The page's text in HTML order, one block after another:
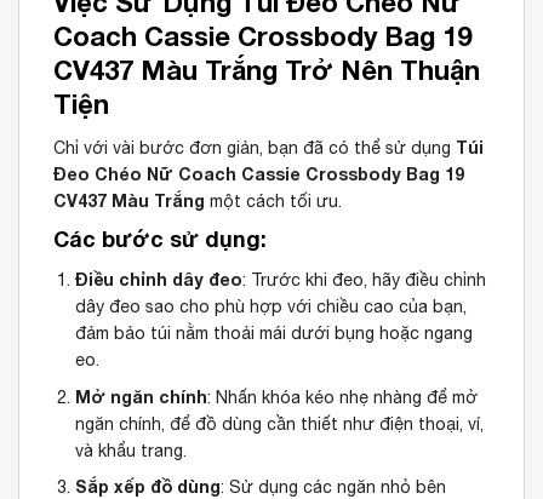
Coach Cassie Crossbody Bag 19
CV437 Màu Trắng Trở Nên Thuận
Tiện
Chỉ với vài bước đơn giản, bạn đã có thể sử dụng Túi
Đeo Chéo Nữ Coach Cassie Crossbody Bag 19
CV437 Màu Trắng một cách tối ưu.
Các bước sử dụng:
Điều chỉnh dây đeo: Trước khi đeo, hãy điều chỉnh
dây đeo sao cho phù hợp với chiều cao của bạn,
đảm bảo túi nằm thoải mái dưới bụng hoặc ngang
eo.
Mở ngăn chính: Nhấn khóa kéo nhẹ nhàng để mở
ngăn chính, để đồ dùng cần thiết như điện thoại, ví,
và khẩu trang.
Sắp xếp đồ dùng: Sử dụng các ngăn nhỏ bên